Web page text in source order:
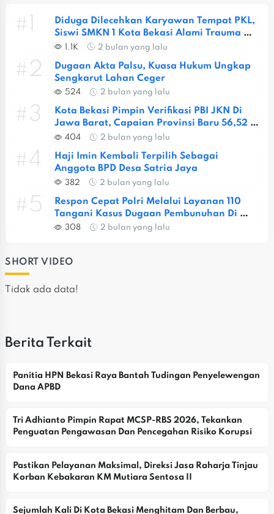
#1
Diduga Dilecehkan Karyawan Tempat PKL,
Siswi SMKN 1 Kota Bekasi Alami Trauma
Berat
1.1K 2 bulan yang lalu
#2
Dugaan Akta Palsu, Kuasa Hukum Ungkap
Sengkarut Lahan Ceger
524 2 bulan yang lalu
#3
Kota Bekasi Pimpin Verifikasi PBI JKN Di
Jawa Barat, Capaian Provinsi Baru 56,52
Persen
404 2 bulan yang lalu
#4
Haji Imin Kembali Terpilih Sebagai
Anggota BPD Desa Satria Jaya
382 2 bulan yang lalu
#5
Respon Cepat Polri Melalui Layanan 110
Tangani Kasus Dugaan Pembunuhan Di
Jatiasih
308 2 bulan yang lalu
SHORT VIDEO
Tidak ada data!
Berita Terkait
Panitia HPN Bekasi Raya Bantah Tudingan Penyelewengan
Dana APBD
Tri Adhianto Pimpin Rapat MCSP-RBS 2026, Tekankan
Penguatan Pengawasan Dan Pencegahan Risiko Korupsi
Pastikan Pelayanan Maksimal, Direksi Jasa Raharja Tinjau
Korban Kebakaran KM Mutiara Sentosa II
Sejumlah Kali Di Kota Bekasi Menghitam Dan Berbau,